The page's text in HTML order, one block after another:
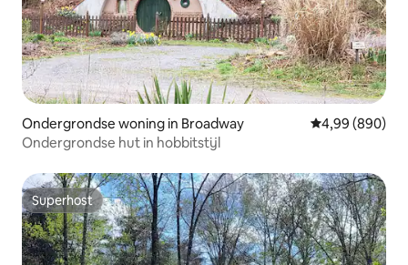
Ondergrondse woning in Broadway Gemiddelde
4,99 (890)
Ondergrondse hut in hobbitstijl
Superhost
Superhost